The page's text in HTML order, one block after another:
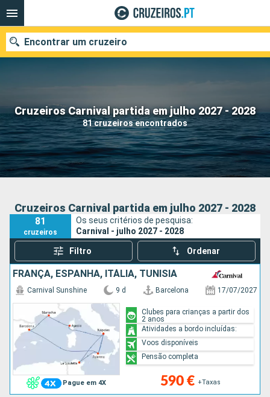
Cruzeiros Carnival partida em julho 2027 - 2028
81 cruzeiros encontrados
Encontrar um cruzeiro
Quando ir?
Data de partida
Portos Companhias
Cruzeiros Carnival partida em julho 2027 - 2028
81
cruzeiros
Os seus critérios de pesquisa:
Carnival - julho 2027 - 2028
Filtro Ordenar
FRANÇA, ESPANHA, ITÁLIA, TUNÍSIA
Pague em 4X
Carnival Sunshine 9 d Barcelona 17/07/2027
590 € +Taxas
Clubes para crianças a partir dos
2 anos
Atividades a bordo incluídas:
Voos disponíveis
Pensão completa